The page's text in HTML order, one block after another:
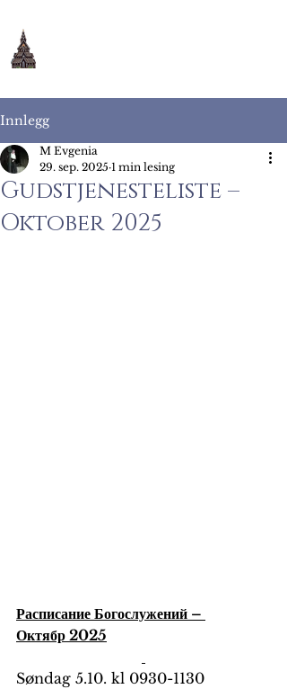
Innlegg
Gudstjenesteliste –
Oktober 2025
M Evgenia
29. sep. 2025 1 min lesing
Расписание Богослужений –
Октябр 2025
Søndag 5.10. kl 0930-1130